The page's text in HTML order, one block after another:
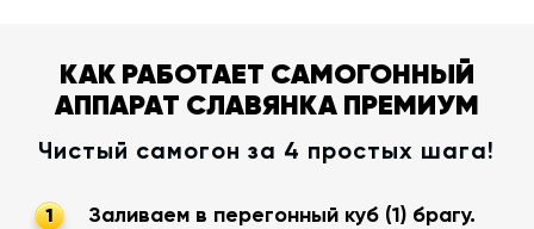
КАК РАБОТАЕТ САМОГОННЫЙ
АППАРАТ СЛАВЯНКА ПРЕМИУМ
Чистый самогон за 4 простых шага!
1
Заливаем в перегонный куб (1) брагу.